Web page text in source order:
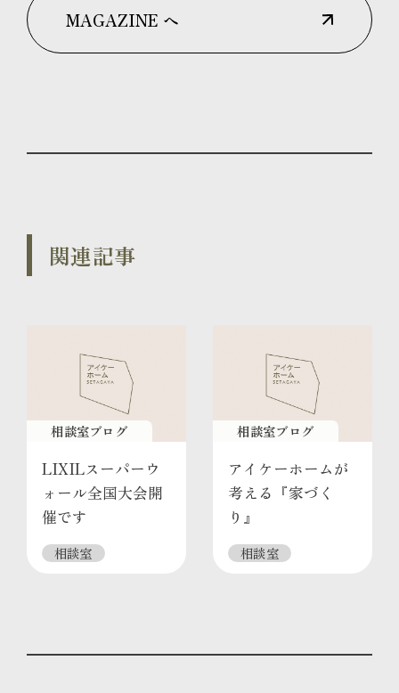
MAGAZINE へ
関連記事
相談室ブログ
LIXILスーパーウ
ォール全国大会開
催です
相談室
相談室ブログ
アイケーホームが
考える『家づく
り』
相談室